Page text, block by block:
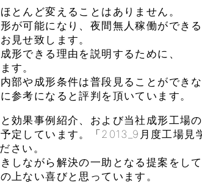
とんど変えることはありません。
が可能になり、夜間無人稼働ができ
見せ致します。
形できる理由を説明するために、
す。
部や成形条件は普段見ることができ
参考になると評判を頂いています。
効果事例紹介、および当社成形工場の
定しています。「2013_9月度工場見
さい。
しながら解決の一助となる提案をして
上ない喜びと思っています。